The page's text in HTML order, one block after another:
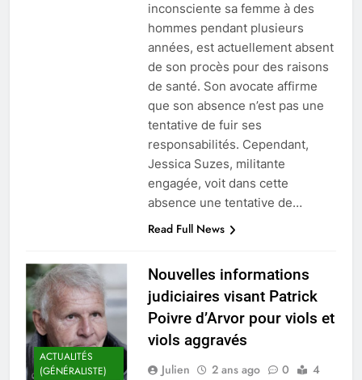
inconsciente sa femme à des
hommes pendant plusieurs
années, est actuellement absent
de son procès pour des raisons
de santé. Son avocate affirme
que son absence n’est pas une
tentative de fuir ses
responsabilités. Cependant,
Jessica Suzes, militante
engagée, voit dans cette
absence une tentative de…
Read Full News
ACTUALITÉS
(GÉNÉRALISTE)
Nouvelles informations
judiciaires visant Patrick
Poivre d’Arvor pour viols et
viols aggravés
Julien 2 ans ago 0
4